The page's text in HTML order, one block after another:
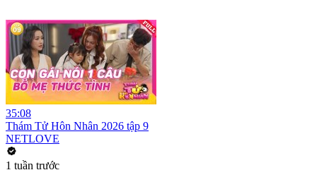
35:08
Thám Tử Hôn Nhân 2026 tập 9
NETLOVE
1 tuần trước